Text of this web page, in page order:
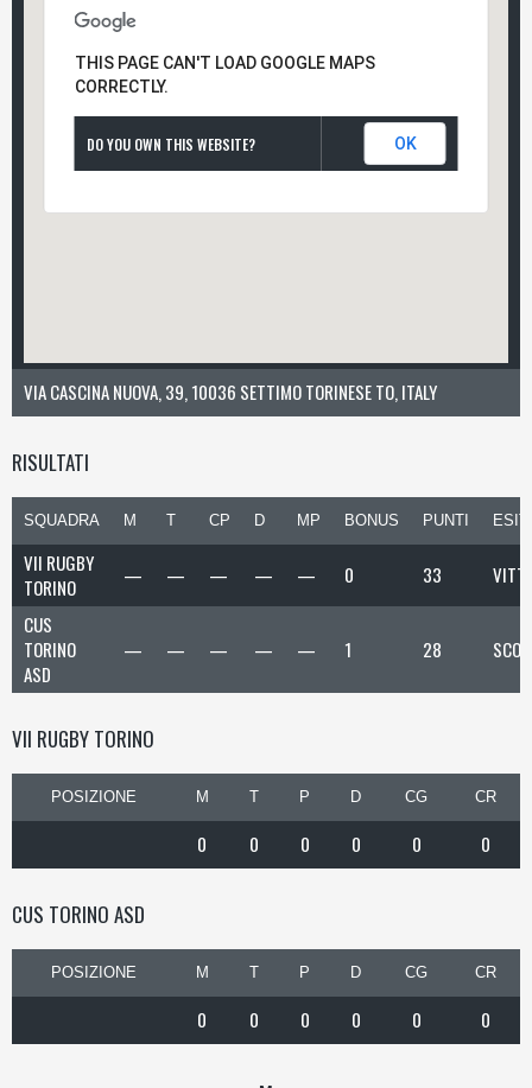
THIS PAGE CAN'T LOAD GOOGLE MAPS
CORRECTLY.
DO YOU OWN THIS WEBSITE? OK
VIA CASCINA NUOVA, 39, 10036 SETTIMO TORINESE TO, ITALY
RISULTATI
SQUADRA M T CP D MP BONUS PUNTI
VII RUGBY
TORINO
— — — — — 0 33
CUS
TORINO
ASD
— — — — — 1 28
VII RUGBY TORINO
POSIZIONE M T P D CG CR
0 0 0 0 0 0
CUS TORINO ASD
POSIZIONE M T P D CG CR
0 0 0 0 0 0